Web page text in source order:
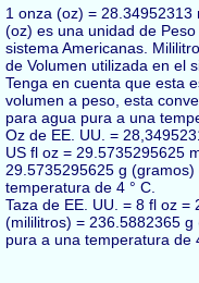
1 onza (oz) = 28.34952313
(oz) es una unidad de
sistema Americanas.
de Volumen utilizada en el
Tenga en cuenta que esta
volumen a peso, esta
para agua pura a una
Oz de EE. UU. =
US fl oz = 29.5735295625
29.5735295625 g
temperatura de 4 ° C.
Taza de EE. UU. = 8 fl oz =
(mililitros) = 236.5882365
pura a una temperatura de